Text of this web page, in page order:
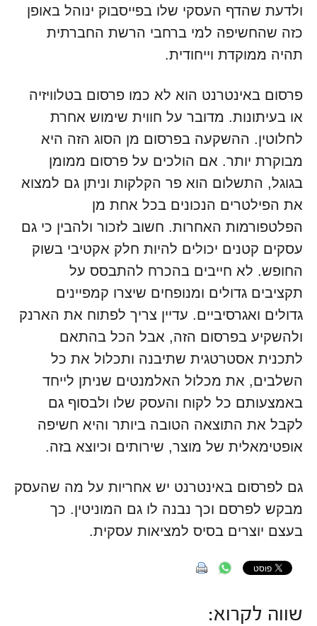
ולדעת שהדף העסקי שלו בפייסבוק ינוהל באופן
כזה שהחשיפה למי ברחבי הרשת החברתית
תהיה ממוקדת וייחודית.
פרסום באינטרנט הוא לא כמו פרסום בטלוויזיה
או בעיתונות. מדובר על חווית שימוש אחרת
לחלוטין. ההשקעה בפרסום מן הסוג הזה היא
מבוקרת יותר. אם הולכים על פרסום ממומן
בגוגל, התשלום הוא פר הקלקות וניתן גם למצוא
את הפילטרים הנכונים בכל אחת מן
הפלטפורמות האחרות. חשוב לזכור ולהבין כי גם
עסקים קטנים יכולים להיות חלק אקטיבי בשוק
החופש. לא חייבים בהכרח להתבסס על
תקציבים גדולים ומנופחים שיצרו קמפיינים
גדולים ואגרסיביים. עדיין צריך לפתוח את הארנק
ולהשקיע בפרסום הזה, אבל הכל בהתאם
לתכנית אסטרטגית שתיבנה ותכלול את כל
השלבים, את מכלול האלמנטים שניתן לייחד
באמצעותם כל לקוח והעסק שלו ולבסוף גם
לקבל את התוצאה הטובה ביותר והיא חשיפה
אופטימאלית של מוצר, שירותים וכיוצא בזה.
גם לפרסום באינטרנט יש אחריות על מה שהעסק
מבקש לפרסם וכך נבנה לו גם המוניטין. כך
בעצם יוצרים בסיס למציאות עסקית.
שווה לקרוא: